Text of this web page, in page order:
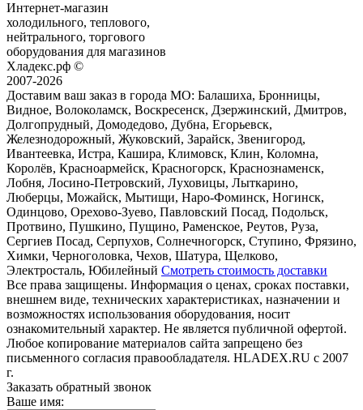
Интернет-магазин
холодильного, теплового,
нейтрального, торгового
оборудования для магазинов
Хладекс.рф ©
2007-2026
Доставим ваш заказ в города МО: Балашиха, Бронницы,
Видное, Волоколамск, Воскресенск, Дзержинский, Дмитров,
Долгопрудный, Домодедово, Дубна, Егорьевск,
Железнодорожный, Жуковский, Зарайск, Звенигород,
Ивантеевка, Истра, Кашира, Климовск, Клин, Коломна,
Королёв, Красноармейск, Красногорск, Краснознаменск,
Лобня, Лосино-Петровский, Луховицы, Лыткарино,
Люберцы, Можайск, Мытищи, Наро-Фоминск, Ногинск,
Одинцово, Орехово-Зуево, Павловский Посад, Подольск,
Протвино, Пушкино, Пущино, Раменское, Реутов, Руза,
Сергиев Посад, Серпухов, Солнечногорск, Ступино, Фрязино,
Химки, Черноголовка, Чехов, Шатура, Щелково,
Электросталь, Юбилейный Смотреть стоимость доставки
Все права защищены. Информация о ценах, сроках поставки,
внешнем виде, технических характеристиках, назначении и
возможностях использования оборудования, носит
ознакомительный характер. Не является публичной офертой.
Любое копирование материалов сайта запрещено без
письменного согласия правообладателя. HLADEX.RU c 2007
г.
Заказать обратный звонок
Ваше имя: